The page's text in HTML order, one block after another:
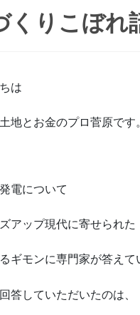
くりこぼれ
ちは
地とお金のプロ菅原です
電について
アップ現代に寄せられた
ギモンに専門家が答えて
答していただいたのは、